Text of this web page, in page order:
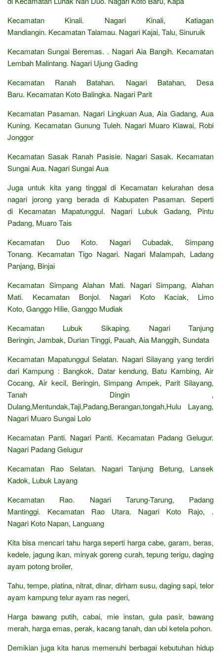
Kecamatan Kinali. Nagari Kinali, Katiagan
Mandiangin. Kecamatan Talamau. Nagari Kajai, Talu, Sinuruik
Kecamatan Sungai Beremas. . Nagari Aia Bangih. Kecamatan
Lembah Malintang. Nagari Ujung Gading
Kecamatan Ranah Batahan. Nagari Batahan, Desa
Baru. Kecamatan Koto Balingka. Nagari Parit
Kecamatan Pasaman. Nagari Lingkuan Aua, Aia Gadang, Aua
Kuning. Kecamatan Gunung Tuleh. Nagari Muaro Kiawai, Robi
Jonggor
Kecamatan Sasak Ranah Pasisie. Nagari Sasak. Kecamatan
Sungai Aua. Nagari Sungai Aua
Juga untuk kita yang tinggal di Kecamatan kelurahan desa
nagari jorong yang berada di Kabupaten Pasaman. Seperti
di Kecamatan Mapatunggul. Nagari Lubuk Gadang, Pintu
Padang, Muaro Tais
Kecamatan Duo Koto. Nagari Cubadak, Simpang
Tonang. Kecamatan Tigo Nagari. Nagari Malampah, Ladang
Panjang, Binjai
Kecamatan Simpang Alahan Mati. Nagari Simpang, Alahan
Mati. Kecamatan Bonjol. Nagari Koto Kaciak, Limo
Koto, Ganggo Hilie, Ganggo Mudiak
Kecamatan Lubuk Sikaping. Nagari Tanjung
Beringin, Jambak, Durian Tinggi, Pauah, Aia Manggih, Sundata
Kecamatan Mapatunggul Selatan. Nagari Silayang yang terdiri
dari Kampung : Bangkok, Datar kendung, Batu Kambing, Air
Cocang, Air kecil, Beringin, Simpang Ampek, Parit Silayang,
Tanah Dingin ,
Dulang,Mentundak,Taji,Padang,Berangan,tongah,Hulu Layang,
Nagari Muaro Sungai Lolo
Kecamatan Panti. Nagari Panti. Kecamatan Padang Gelugur.
Nagari Padang Gelugur
Kecamatan Rao Selatan. Nagari Tanjung Betung, Lansek
Kadok, Lubuk Layang
Kecamatan Rao. Nagari Tarung-Tarung, Padang
Mantinggi. Kecamatan Rao Utara. Nagari Koto Rajo, .
Nagari Koto Napan, Languang
Kita bisa mencari tahu harga seperti harga cabe, garam, beras,
kedele, jagung ikan, minyak goreng curah, tepung terigu, daging
ayam potong broiler,
Tahu, tempe, platina, nitrat, dinar, dirham susu, daging sapi, telor
ayam kampung telur ayam ras negeri,
Harga bawang putih, cabai, mie instan, gula pasir, bawang
merah, harga emas, perak, kacang tanah, dan ubi ketela pohon.
Demikian juga kita harus memenuhi berbagai kebutuhan hidup